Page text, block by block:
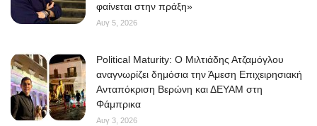
φαίνεται στην πράξη»
Αυγ 5, 2026
Political Maturity: Ο Μιλτιάδης Ατζαμόγλου
αναγνωρίζει δημόσια την Άμεση Επιχειρησιακή
Ανταπόκριση Βερώνη και ΔΕΥΑΜ στη
Φάμπρικα
Αυγ 3, 2026